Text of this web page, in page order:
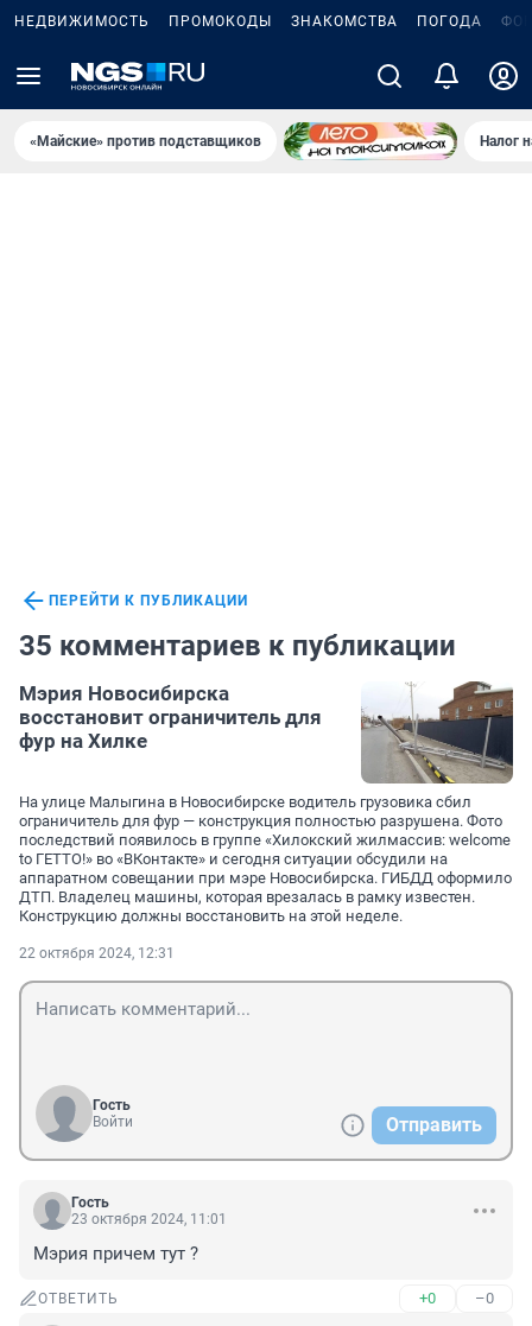
НЕДВИЖИМОСТЬ ПРОМОКОДЫ ЗНАКОМСТВА ПОГОДА
«Майские» против подставщиков Налог
ПЕРЕЙТИ К ПУБЛИКАЦИИ
35 комментариев к публикации
Мэрия Новосибирска
восстановит ограничитель для
фур на Хилке
На улице Малыгина в Новосибирске водитель грузовика сбил
ограничитель для фур — конструкция полностью разрушена. Фото
последствий появилось в группе «Хилокский жилмассив: welcome
to ГЕТТО!» во «ВКонтакте» и сегодня ситуации обсудили на
аппаратном совещании при мэре Новосибирска. ГИБДД оформило
ДТП. Владелец машины, которая врезалась в рамку известен.
Конструкцию должны восстановить на этой неделе.
22 октября 2024, 12:31
Гость
Войти
Отправить
Гость
23 октября 2024, 11:01
Мэрия причем тут ?
ОТВЕТИТЬ +0 –0